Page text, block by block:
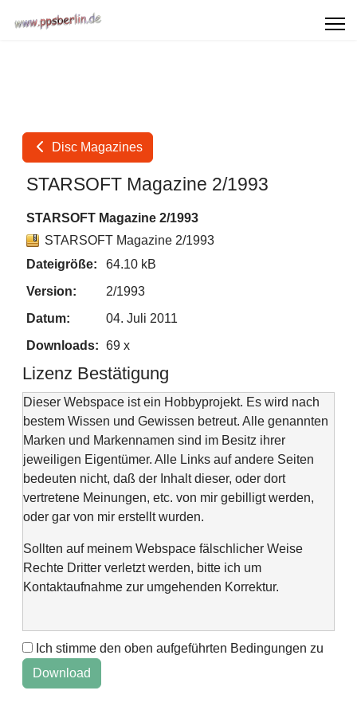
Disc Magazines
STARSOFT Magazine 2/1993
STARSOFT Magazine 2/1993
STARSOFT Magazine 2/1993
Dateigröße:
64.10 kB
Version:
2/1993
Datum:
04. Juli 2011
Downloads: 69 x
Lizenz Bestätigung
Dieser Webspace ist ein Hobbyprojekt. Es wird nach
bestem Wissen und Gewissen betreut. Alle genannten
Marken und Markennamen sind im Besitz ihrer
jeweiligen Eigentümer. Alle Links auf andere Seiten
bedeuten nicht, daß der Inhalt dieser, oder dort
vertretene Meinungen, etc. von mir gebilligt werden,
oder gar von mir erstellt wurden.
Sollten auf meinem Webspace fälschlicher Weise
Rechte Dritter verletzt werden, bitte ich um
Kontaktaufnahme zur umgehenden Korrektur.
This web space is a project of my spare time and not
intended to make money with it. It is not wanted to harm
anyone. If you find errors or anything else, please
Ich stimme den oben aufgeführten Bedingungen zu